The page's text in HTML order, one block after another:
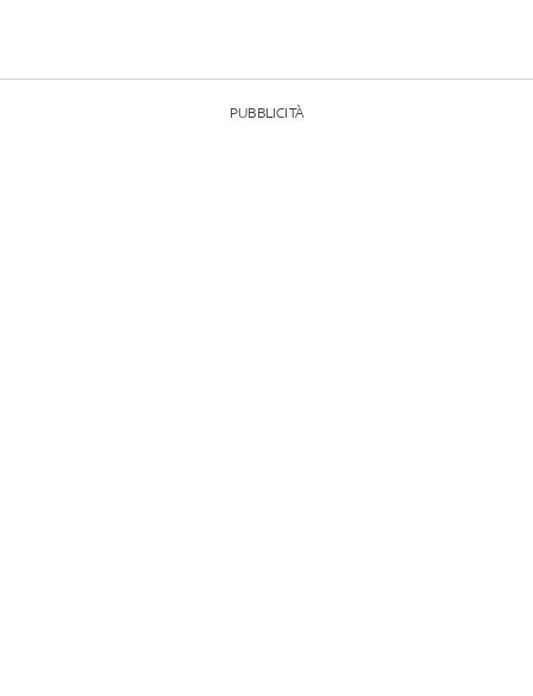
PUBBLICITÀ